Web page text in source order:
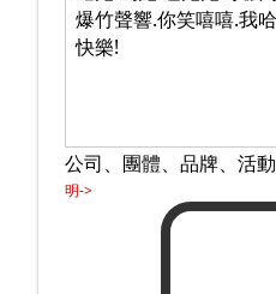
公司、團體、品牌、活動
明->